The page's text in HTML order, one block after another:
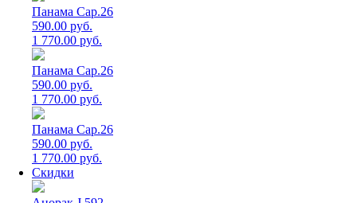
Панама Cap.26
590.00 руб.
1 770.00 руб.
Панама Cap.26
590.00 руб.
1 770.00 руб.
Панама Cap.26
590.00 руб.
1 770.00 руб.
Скидки